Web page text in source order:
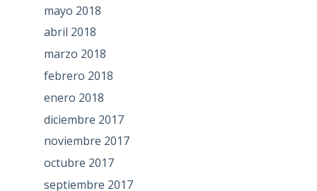
mayo 2018
abril 2018
marzo 2018
febrero 2018
enero 2018
diciembre 2017
noviembre 2017
octubre 2017
septiembre 2017